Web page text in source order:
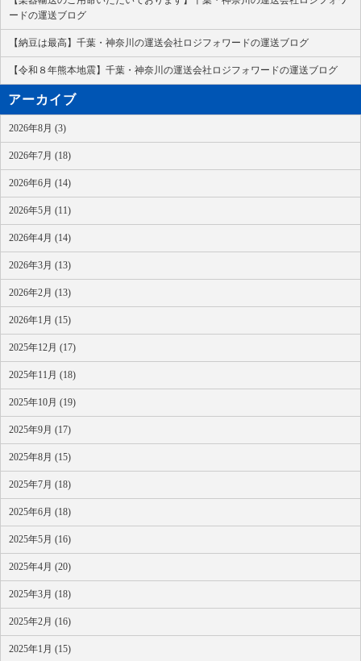
ードの運送ブログ
【納豆は最高】千葉・神奈川の運送会社ロジフォワードの運送ブログ
【令和８年熊本地震】千葉・神奈川の運送会社ロジフォワードの運送ブログ
アーカイブ
2026年8月 (3)
2026年7月 (18)
2026年6月 (14)
2026年5月 (11)
2026年4月 (14)
2026年3月 (13)
2026年2月 (13)
2026年1月 (15)
2025年12月 (17)
2025年11月 (18)
2025年10月 (19)
2025年9月 (17)
2025年8月 (15)
2025年7月 (18)
2025年6月 (18)
2025年5月 (16)
2025年4月 (20)
2025年3月 (18)
2025年2月 (16)
2025年1月 (15)